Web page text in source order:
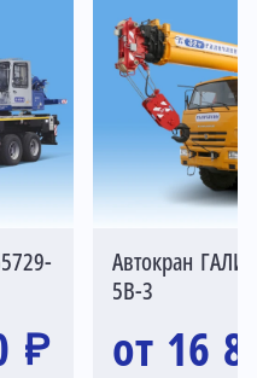
₽
Автокран
5B-3
от 16